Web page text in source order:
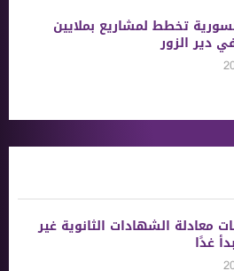
تخطط لمشاريع بملايين
دير الزور
معادلة الشهادات الثانوية ‏غير
غدًا